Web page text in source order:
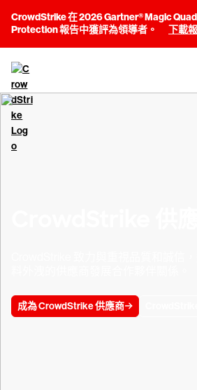
CrowdStrike 在 2026 Gartner® Magic
Protection 報告中獲評為領導者。
下載
成為 CrowdStrike 供應商